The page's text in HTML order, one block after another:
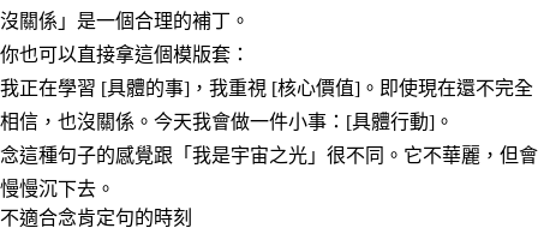
沒關係」是一個合理的補丁。
你也可以直接拿這個模版套：
我正在學習 [具體的事]，我重視 [核心價值]。即使現在還不完全
相信，也沒關係。今天我會做一件小事：[具體行動]。
念這種句子的感覺跟「我是宇宙之光」很不同。它不華麗，但會
慢慢沉下去。
不適合念肯定句的時刻